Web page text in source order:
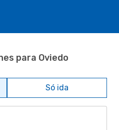
para Oviedo
Só ida